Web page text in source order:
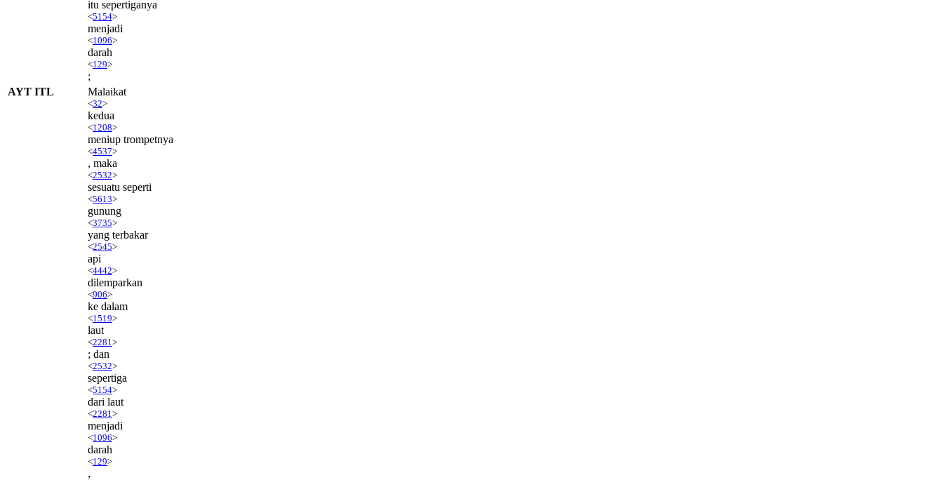
itu sepertiganya
<5154>
menjadi
<1096>
darah
<129>
;
AYT ITL
Malaikat
<32>
kedua
<1208>
meniup trompetnya
<4537>
, maka
<2532>
sesuatu seperti
<5613>
gunung
<3735>
yang terbakar
<2545>
api
<4442>
dilemparkan
<906>
ke dalam
<1519>
laut
<2281 >
; dan
<2532>
sepertiga
<5154>
dari laut
<2281 >
menjadi
<1096>
darah
<129>
,